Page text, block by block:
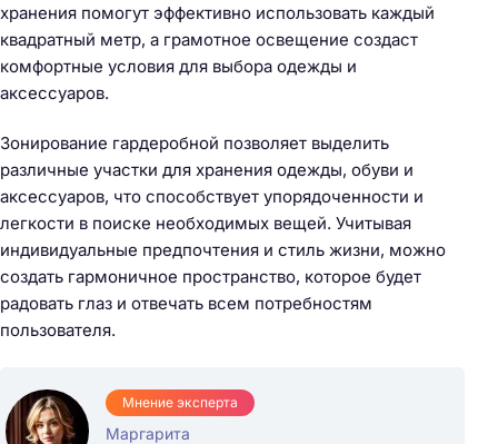
хранения помогут эффективно использовать каждый
квадратный метр, а грамотное освещение создаст
комфортные условия для выбора одежды и
аксессуаров.
Зонирование гардеробной позволяет выделить
различные участки для хранения одежды, обуви и
аксессуаров, что способствует упорядоченности и
легкости в поиске необходимых вещей. Учитывая
индивидуальные предпочтения и стиль жизни, можно
создать гармоничное пространство, которое будет
радовать глаз и отвечать всем потребностям
пользователя.
Мнение эксперта
Маргарита